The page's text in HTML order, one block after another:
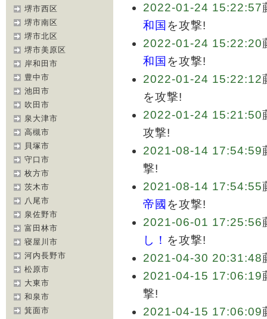
堺市西区
堺市南区
堺市北区
堺市美原区
岸和田市
豊中市
池田市
吹田市
泉大津市
高槻市
貝塚市
守口市
枚方市
茨木市
八尾市
泉佐野市
富田林市
寝屋川市
河内長野市
松原市
大東市
和泉市
箕面市
2022-01-24 15:22:57
和国 を攻撃!
2022-01-24 15:22:20
和国 を攻撃!
2022-01-24 15:22:12
を攻撃!
2022-01-24 15:21:50
攻撃!
2021-08-14 17:54:59
撃!
2021-08-14 17:54:55
帝國 を攻撃!
2021-06-01 17:25:56
し！ を攻撃!
2021-04-30 20:31:48
2021-04-15 17:06:19
撃!
2021-04-15 17:06:09